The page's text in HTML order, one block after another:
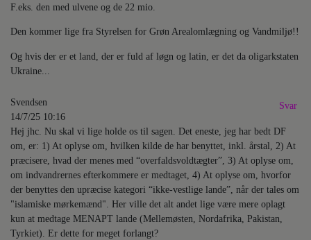
F.eks. den med ulvene og de 22 mio.
Den kommer lige fra Styrelsen for Grøn Arealomlægning og Vandmiljø!!
Og hvis der er et land, der er fuld af løgn og latin, er det da oligarkstaten
Ukraine...
Svendsen
14/7/25 10:16
Hej jhc. Nu skal vi lige holde os til sagen. Det eneste, jeg har bedt DF
om, er: 1) At oplyse om, hvilken kilde de har benyttet, inkl. årstal, 2) At
præcisere, hvad der menes med “overfaldsvoldtægter”, 3) At oplyse om,
om indvandrernes efterkommere er medtaget, 4) At oplyse om, hvorfor
der benyttes den upræcise kategori “ikke-vestlige lande”, når der tales om
"islamiske mørkemænd". Her ville det alt andet lige være mere oplagt
kun at medtage MENAPT lande (Mellemøsten, Nordafrika, Pakistan,
Tyrkiet). Er dette for meget forlangt?
Svar